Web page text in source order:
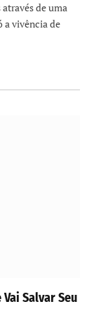
de uma
a vivência de
Salvar Seu